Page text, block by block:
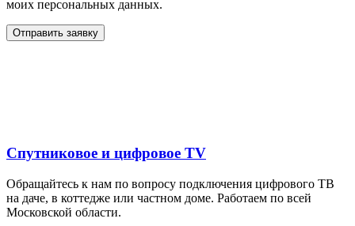
моих персональных данных.
Отправить заявку
Спутниковое и цифровое TV
Обращайтесь к нам по вопросу подключения цифрового ТВ
на даче, в коттедже или частном доме. Работаем по всей
Московской области.